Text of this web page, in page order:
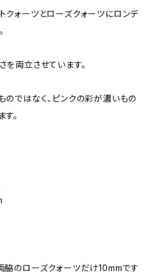
クォーツとローズクォーツにロンデ
両立させています。
のではなく、ピンクの彩が濃いもの
。
脇のローズクォーツだけ10mmです